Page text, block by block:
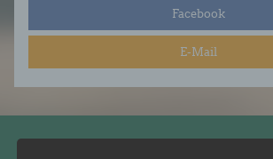
Facebook
E-Mail